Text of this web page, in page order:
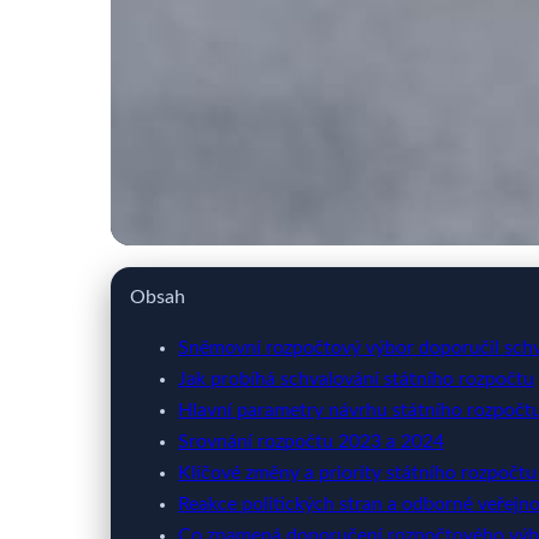
Rozpočtový výbor
25. 2. 2026· 9 min čtení · Autor: Kristián Valenta
Obsah
Sněmovní rozpočtový výbor doporučil
Jak probíhá schvalování státního rozpočtu
Hlavní parametry návrhu státního
Srovnání rozpočtu 2023 a 2024
Klíčové změny a priority státního
Reakce politických stran a odborné